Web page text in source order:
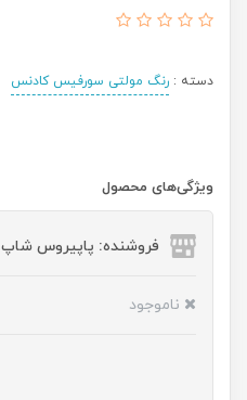
دسته : رنگ مولتی سورفیس کادنس
ویژگی‌های محصول
فروشنده: پاپیروس شاپ
ناموجود